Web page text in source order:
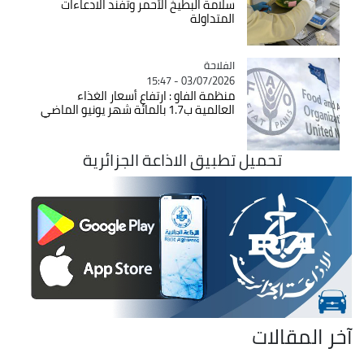
المتداولة
Catégorie
الفلاحة
03/07/2026 - 15:47
منظمة الفاو : ارتفاع أسعار الغذاء
العالمية ب1.7 بالمائة شهر يونيو الماضي
تحميل تطبيق الاذاعة الجزائرية
آخر المقالات